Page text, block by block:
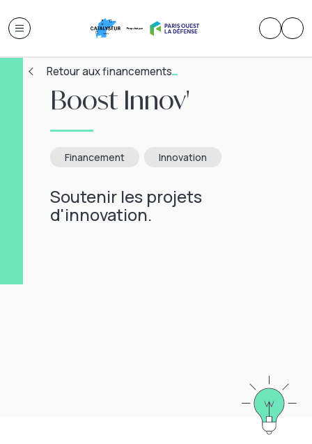
Retour aux financements
Boost Innov'
Financement Innovation
Soutenir les projets
d'innovation.